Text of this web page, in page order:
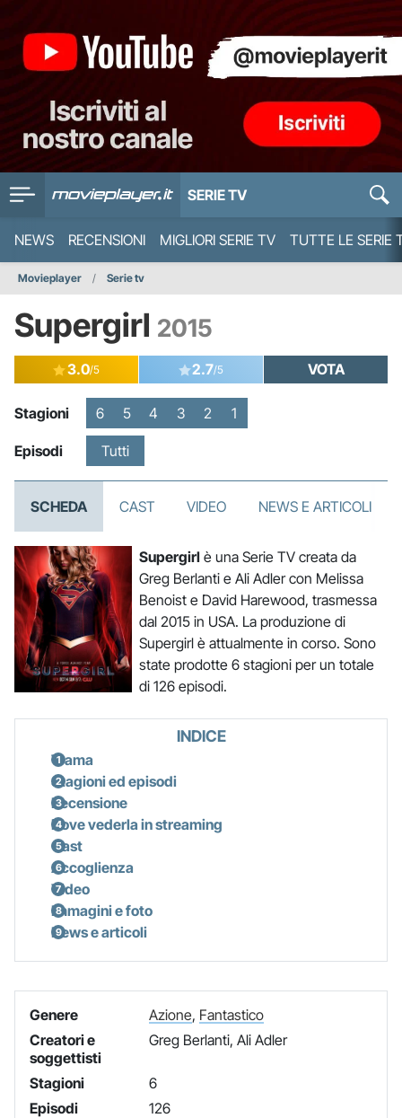
SERIE TV
NEWS RECENSIONI MIGLIORI SERIE TV TUTTE LE SERIE
Movieplayer Serie tv
Supergirl 2015
3.0/5 2.7/5 VOTA
Stagioni 6 5 4 3 2 1
Episodi Tutti
SCHEDA CAST VIDEO NEWS E ARTICOLI
Supergirlè una Serie TV creata da
Greg Berlanti e Ali Adler con Melissa
Benoist e David Harewood, trasmessa
dal 2015 in USA. La produzione di
Supergirl è attualmente in corso. Sono
state prodotte 6 stagioni per un totale
di 126 episodi.
INDICE
Trama
Stagioni ed episodi
Recensione
Dove vederla in streaming
Cast
Accoglienza
Video
Immagini e foto
News e articoli
Genere Azione, Fantastico
Creatori e
soggettisti
Greg Berlanti, Ali Adler
Stagioni
6
Episodi
126